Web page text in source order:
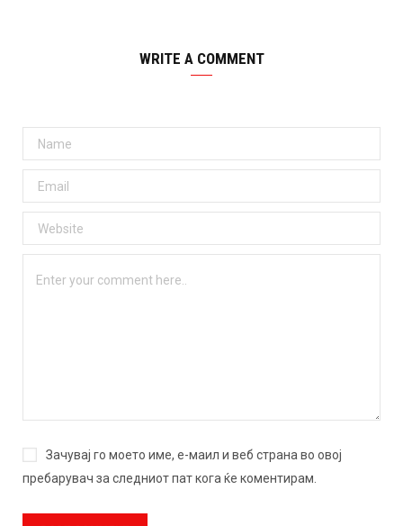
WRITE A COMMENT
Зачувај го моето име, е-маил и веб страна во овој
пребарувач за следниот пат кога ќе коментирам.